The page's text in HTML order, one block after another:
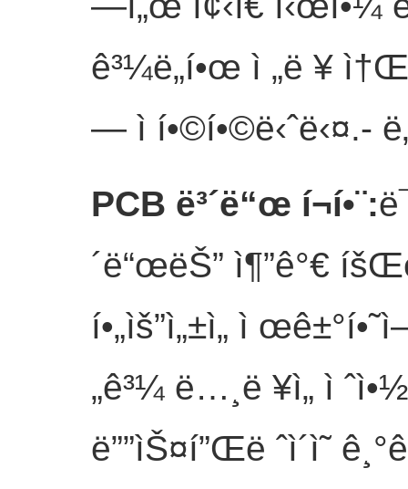
ê³¼ë„í•œ ì „ë ¥
— ì í•©í•©ë‹ˆë‹¤.-
PCB ë³´ë“œ í¬í•¨:
´ë“œëŠ” ì¶”ê°€
í•„ìš”ì„±ì„ ì
„ê³¼ ë…¸ë ¥ì„ ì
ë””ìŠ¤í”Œë ˆì´ì˜